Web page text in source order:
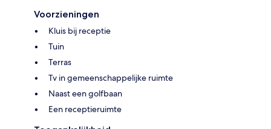
Voorzieningen
Kluis bij receptie
Tuin
Terras
Tv in gemeenschappelijke ruimte
Naast een golfbaan
Een receptieruimte